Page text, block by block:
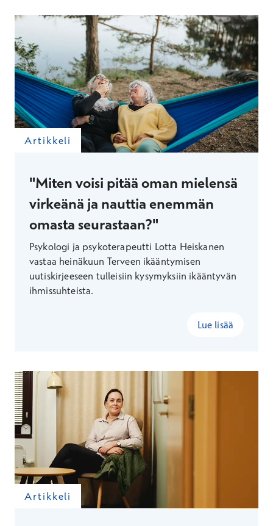
Artikkeli
"Miten voisi pitää oman mielensä
virkeänä ja nauttia enemmän
omasta seurastaan?"
Psykologi ja psykoterapeutti Lotta Heiskanen
vastaa heinäkuun Terveen ikääntymisen
uutiskirjeeseen tulleisiin kysymyksiin ikääntyvän
ihmissuhteista.
Lue lisää
Artikkeli